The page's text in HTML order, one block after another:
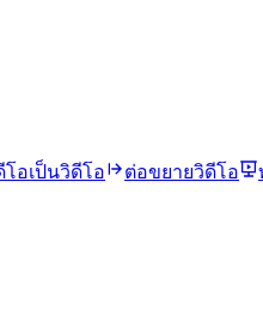
โอเป็นวิดีโอ ต่อขยายวิดีโอ